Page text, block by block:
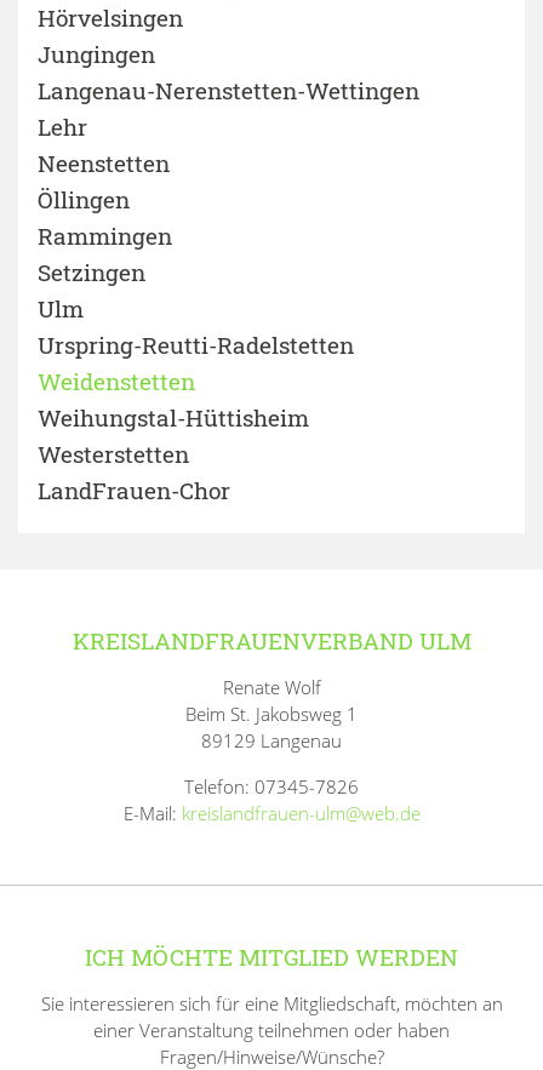
Hörvelsingen
Jungingen
Langenau-Nerenstetten-Wettingen
Lehr
Neenstetten
Öllingen
Rammingen
Setzingen
Ulm
Urspring-Reutti-Radelstetten
Weidenstetten
Weihungstal-Hüttisheim
Westerstetten
LandFrauen-Chor
KREISLANDFRAUENVERBAND ULM
Renate Wolf
Beim St. Jakobsweg 1
89129 Langenau
Telefon: 07345-7826
E-Mail: kreislandfrauen-ulm@web.de
ICH MÖCHTE MITGLIED WERDEN
Sie interessieren sich für eine Mitgliedschaft, möchten an
einer Veranstaltung teilnehmen oder haben
Fragen/Hinweise/Wünsche?